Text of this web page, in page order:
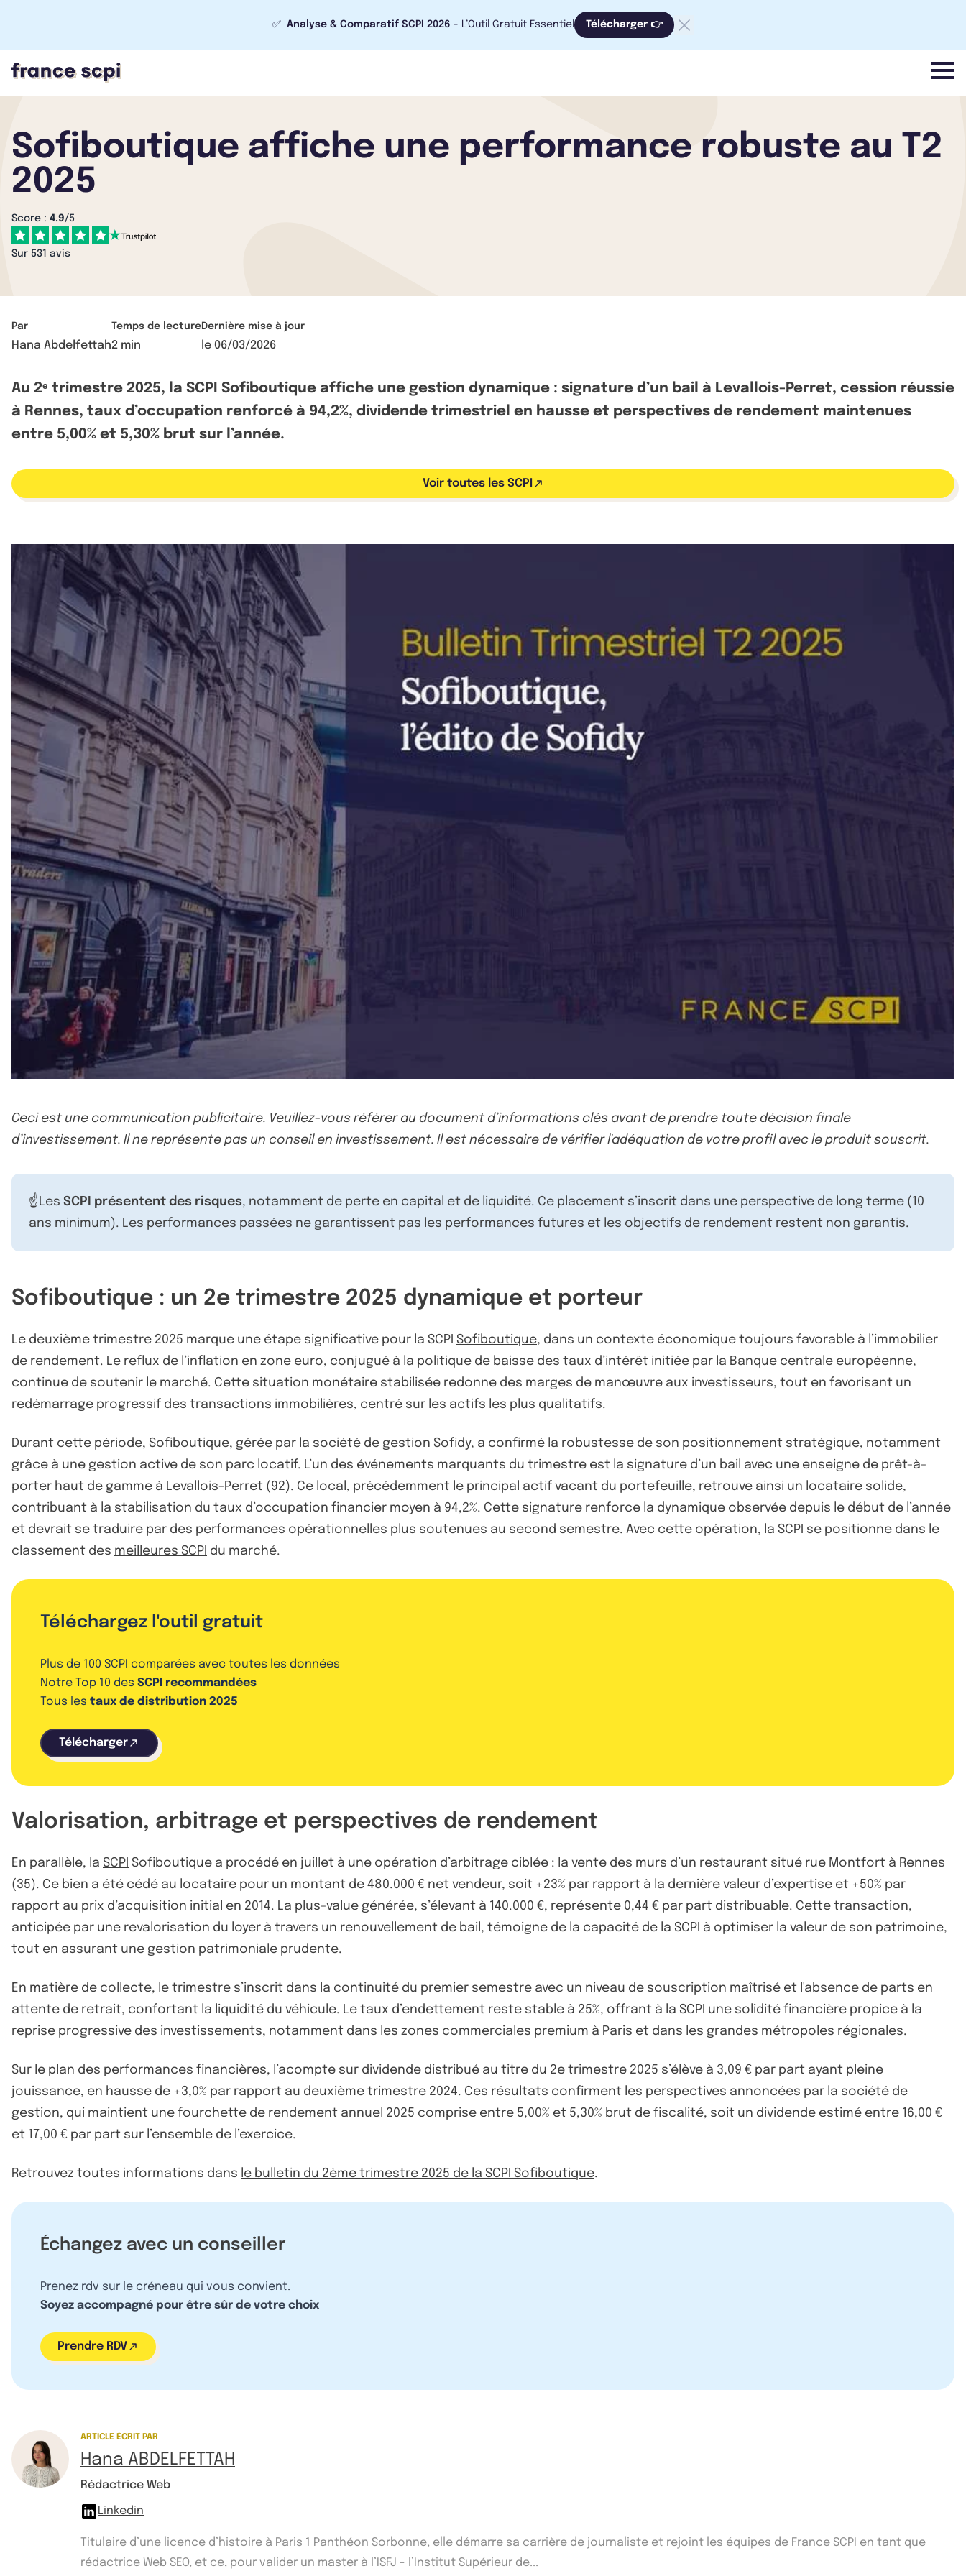
✅ Analyse & Comparatif SCPI 2026 - L’Outil Gratuit Essentiel Télécharger 👉
menu
Sofiboutique affiche une performance robuste au T2
2025
Score : 4.9/5
Sur 531 avis
Par
Hana Abdelfettah
Temps de lecture
2 min
Dernière mise à jour
le 06/03/2026
Au 2ᵉ trimestre 2025, la SCPI Sofiboutique affiche une gestion dynamique : signature d’un bail à Levallois-Perret, cession réussie
à Rennes, taux d’occupation renforcé à 94,2%, dividende trimestriel en hausse et perspectives de rendement maintenues
entre 5,00% et 5,30% brut sur l’année.
Voir toutes les SCPI
Ceci est une communication publicitaire. Veuillez-vous référer au document d’informations clés avant de prendre toute décision finale
d’investissement. Il ne représente pas un conseil en investissement. Il est nécessaire de vérifier l'adéquation de votre profil avec le produit souscrit.
☝️Les SCPI présentent des risques, notamment de perte en capital et de liquidité. Ce placement s’inscrit dans une perspective de long terme (10
ans minimum). Les performances passées ne garantissent pas les performances futures et les objectifs de rendement restent non garantis.
Sofiboutique : un 2e trimestre 2025 dynamique et porteur
Le deuxième trimestre 2025 marque une étape significative pour la SCPI Sofiboutique, dans un contexte économique toujours favorable à l’immobilier
de rendement. Le reflux de l’inflation en zone euro, conjugué à la politique de baisse des taux d’intérêt initiée par la Banque centrale européenne,
continue de soutenir le marché. Cette situation monétaire stabilisée redonne des marges de manœuvre aux investisseurs, tout en favorisant un
redémarrage progressif des transactions immobilières, centré sur les actifs les plus qualitatifs.
Durant cette période, Sofiboutique, gérée par la société de gestion Sofidy, a confirmé la robustesse de son positionnement stratégique, notamment
grâce à une gestion active de son parc locatif. L’un des événements marquants du trimestre est la signature d’un bail avec une enseigne de prêt-à-
porter haut de gamme à Levallois-Perret (92). Ce local, précédemment le principal actif vacant du portefeuille, retrouve ainsi un locataire solide,
contribuant à la stabilisation du taux d’occupation financier moyen à 94,2%. Cette signature renforce la dynamique observée depuis le début de l’année
et devrait se traduire par des performances opérationnelles plus soutenues au second semestre. Avec cette opération, la SCPI se positionne dans le
classement des meilleures SCPI du marché.
Téléchargez l'outil gratuit
Plus de 100 SCPI comparées avec toutes les données
Notre Top 10 des SCPI recommandées
Tous les taux de distribution 2025
Télécharger
Valorisation, arbitrage et perspectives de rendement
En parallèle, la SCPI Sofiboutique a procédé en juillet à une opération d’arbitrage ciblée : la vente des murs d’un restaurant situé rue Montfort à Rennes
(35). Ce bien a été cédé au locataire pour un montant de 480.000 € net vendeur, soit +23% par rapport à la dernière valeur d’expertise et +50% par
rapport au prix d’acquisition initial en 2014. La plus-value générée, s’élevant à 140.000 €, représente 0,44 € par part distribuable. Cette transaction,
anticipée par une revalorisation du loyer à travers un renouvellement de bail, témoigne de la capacité de la SCPI à optimiser la valeur de son patrimoine,
tout en assurant une gestion patrimoniale prudente.
En matière de collecte, le trimestre s’inscrit dans la continuité du premier semestre avec un niveau de souscription maîtrisé et l'absence de parts en
attente de retrait, confortant la liquidité du véhicule. Le taux d’endettement reste stable à 25%, offrant à la SCPI une solidité financière propice à la
reprise progressive des investissements, notamment dans les zones commerciales premium à Paris et dans les grandes métropoles régionales.
Sur le plan des performances financières, l’acompte sur dividende distribué au titre du 2e trimestre 2025 s’élève à 3,09 € par part ayant pleine
jouissance, en hausse de +3,0% par rapport au deuxième trimestre 2024. Ces résultats confirment les perspectives annoncées par la société de
gestion, qui maintient une fourchette de rendement annuel 2025 comprise entre 5,00% et 5,30% brut de fiscalité, soit un dividende estimé entre 16,00 €
et 17,00 € par part sur l’ensemble de l’exercice.
Retrouvez toutes informations dans le bulletin du 2ème trimestre 2025 de la SCPI Sofiboutique.
Échangez avec un conseiller
Prenez rdv sur le créneau qui vous convient.
Soyez accompagné pour être sûr de votre choix
Prendre RDV
ARTICLE ÉCRIT PAR
Hana ABDELFETTAH
Rédactrice Web
Linkedin
Titulaire d’une licence d’histoire à Paris 1 Panthéon Sorbonne, elle démarre sa carrière de journaliste et rejoint les équipes de France SCPI en tant que
rédactrice Web SEO, et ce, pour valider un master à l’ISFJ - l’Institut Supérieur de...